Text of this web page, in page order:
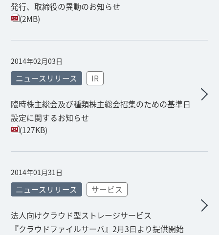
発行、取締役の異動のお知らせ
(2MB)
2014年02月03日
ニュースリリース IR
臨時株主総会及び種類株主総会招集のための基準日
設定に関するお知らせ
(127KB)
2014年01月31日
ニュースリリース サービス
法人向けクラウド型ストレージサービス
『クラウドファイルサーバ』2月3日より提供開始